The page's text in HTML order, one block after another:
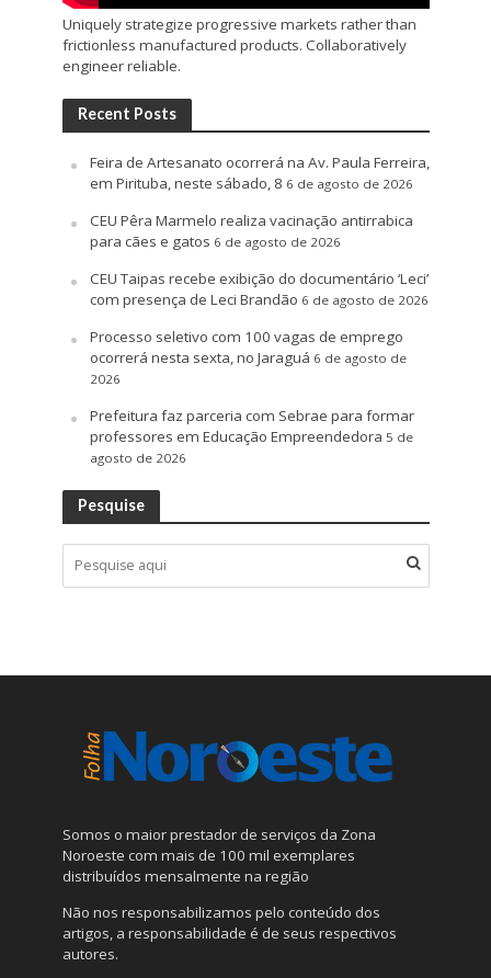
Uniquely strategize progressive markets rather than
frictionless manufactured products. Collaboratively
engineer reliable.
Recent Posts
Feira de Artesanato ocorrerá na Av. Paula Ferreira,
em Pirituba, neste sábado, 8 6 de agosto de 2026
CEU Pêra Marmelo realiza vacinação antirrabica
para cães e gatos 6 de agosto de 2026
CEU Taipas recebe exibição do documentário ‘Leci’
com presença de Leci Brandão 6 de agosto de 2026
Processo seletivo com 100 vagas de emprego
ocorrerá nesta sexta, no Jaraguá 6 de agosto de
2026
Prefeitura faz parceria com Sebrae para formar
professores em Educação Empreendedora 5 de
agosto de 2026
Pesquise
Somos o maior prestador de serviços da Zona
Noroeste com mais de 100 mil exemplares
distribuídos mensalmente na região
Não nos responsabilizamos pelo conteúdo dos
artigos, a responsabilidade é de seus respectivos
autores.